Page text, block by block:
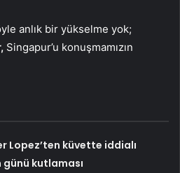
anlık bir yükselme yok;
Singapur’u konuşmamızın
Lopez’ten küvette iddialı
günü kutlaması